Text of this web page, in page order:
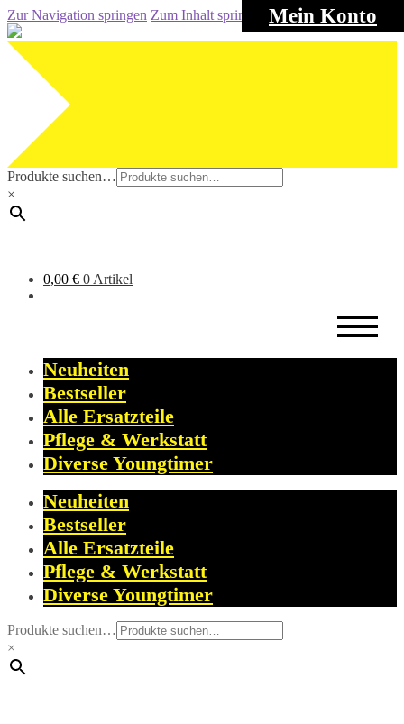
Mein Konto
Zur Navigation springen Zum Inhalt springen
Produkte suchen…
×
0,00 € 0 Artikel
Neuheiten
Bestseller
Alle Ersatzteile
Pflege & Werkstatt
Diverse Youngtimer
Neuheiten
Bestseller
Alle Ersatzteile
Pflege & Werkstatt
Diverse Youngtimer
Produkte suchen…
×